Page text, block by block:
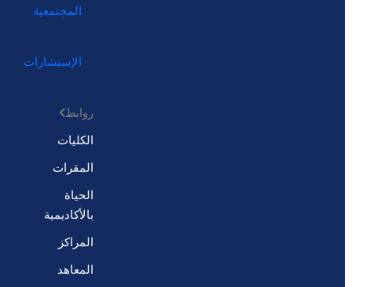
المجتمعية
الإستشارات
روابط
الكليات
المقرات
الحياة
بالأكاديمية
المراكز
المعاهد